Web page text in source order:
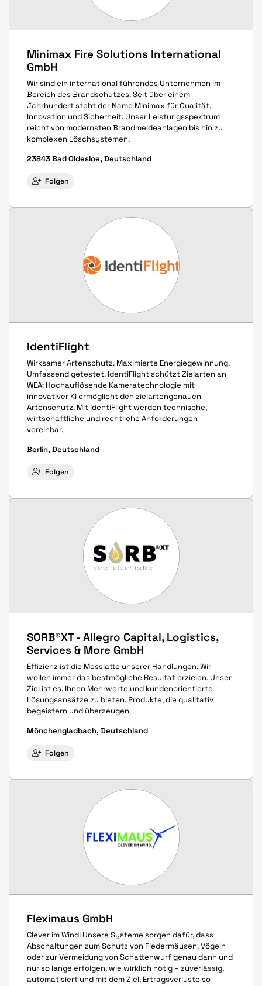
Minimax Fire Solutions International
GmbH
Wir sind ein international führendes Unternehmen im
Bereich des Brandschutzes. Seit über einem
Jahrhundert steht der Name Minimax für Qualität,
Innovation und Sicherheit. Unser Leistungsspektrum
reicht von modernsten Brandmeldeanlagen bis hin zu
komplexen Löschsystemen.
23843 Bad Oldesloe, Deutschland
Folgen
IdentiFlight
Wirksamer Artenschutz. Maximierte Energiegewinnung.
Umfassend getestet. IdentiFlight schützt Zielarten an
WEA: Hochauflösende Kameratechnologie mit
innovativer KI ermöglicht den zielartengenauen
Artenschutz. Mit IdentiFlight werden technische,
wirtschaftliche und rechtliche Anforderungen
vereinbar.
Berlin, Deutschland
Folgen
SORB®XT - Allegro Capital, Logistics,
Services & More GmbH
Effizienz ist die Messlatte unserer Handlungen. Wir
wollen immer das bestmögliche Resultat erzielen. Unser
Ziel ist es, Ihnen Mehrwerte und kundenorientierte
Lösungsansätze zu bieten. Produkte, die qualitativ
begeistern und überzeugen.
Mönchengladbach, Deutschland
Folgen
Fleximaus GmbH
Clever im Wind! Unsere Systeme sorgen dafür, dass
Abschaltungen zum Schutz von Fledermäusen, Vögeln
oder zur Vermeidung von Schattenwurf genau dann und
nur so lange erfolgen, wie wirklich nötig – zuverlässig,
automatisiert und mit dem Ziel, Ertragsverluste so